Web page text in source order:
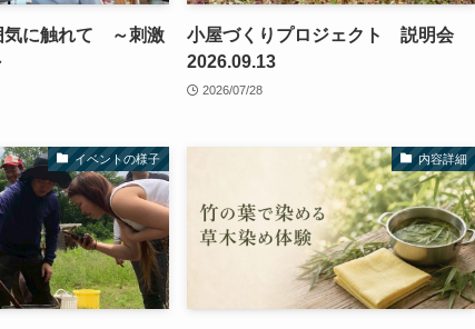
気に触れて ～刺激
小屋づくりプロジェクト 説明会
2026.09.13
2026/07/28
イベントの様子 内容詳細